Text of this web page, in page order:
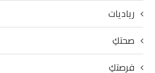
رياديات
صحتكِ
فرصتكِ